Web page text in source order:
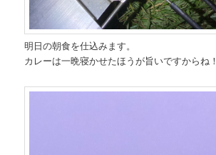
明日の朝食を仕込みます。
カレーは一晩寝かせたほうが旨いですからね！